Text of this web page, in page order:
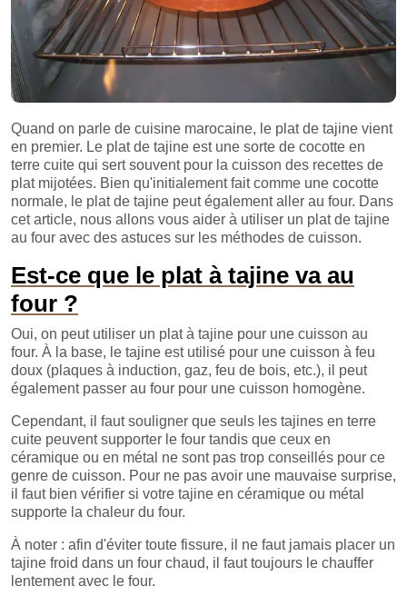
Quand on parle de cuisine marocaine, le plat de tajine vient
en premier. Le plat de tajine est une sorte de cocotte en
terre cuite qui sert souvent pour la cuisson des recettes de
plat mijotées. Bien qu'initialement fait comme une cocotte
normale, le plat de tajine peut également aller au four. Dans
cet article, nous allons vous aider à utiliser un plat de tajine
au four avec des astuces sur les méthodes de cuisson.
Est-ce que le plat à tajine va au
four ?
Oui, on peut utiliser un plat à tajine pour une cuisson au
four. À la base, le tajine est utilisé pour une cuisson à feu
doux (plaques à induction, gaz, feu de bois, etc.), il peut
également passer au four pour une cuisson homogène.
Cependant, il faut souligner que seuls les tajines en terre
cuite peuvent supporter le four tandis que ceux en
céramique ou en métal ne sont pas trop conseillés pour ce
genre de cuisson. Pour ne pas avoir une mauvaise surprise,
il faut bien vérifier si votre tajine en céramique ou métal
supporte la chaleur du four.
À noter : afin d'éviter toute fissure, il ne faut jamais placer un
tajine froid dans un four chaud, il faut toujours le chauffer
lentement avec le four.